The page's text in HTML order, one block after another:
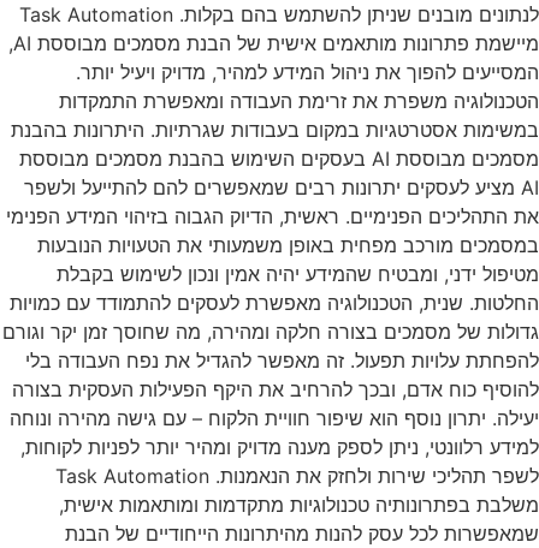
לנתונים מובנים שניתן להשתמש בהם בקלות. Task Automation
מיישמת פתרונות מותאמים אישית של הבנת מסמכים מבוססת AI,
המסייעים להפוך את ניהול המידע למהיר, מדויק ויעיל יותר.
הטכנולוגיה משפרת את זרימת העבודה ומאפשרת התמקדות
במשימות אסטרטגיות במקום בעבודות שגרתיות. היתרונות בהבנת
מסמכים מבוססת AI בעסקים השימוש בהבנת מסמכים מבוססת
AI מציע לעסקים יתרונות רבים שמאפשרים להם להתייעל ולשפר
את התהליכים הפנימיים. ראשית, הדיוק הגבוה בזיהוי המידע הפנימי
במסמכים מורכב מפחית באופן משמעותי את הטעויות הנובעות
מטיפול ידני, ומבטיח שהמידע יהיה אמין ונכון לשימוש בקבלת
החלטות. שנית, הטכנולוגיה מאפשרת לעסקים להתמודד עם כמויות
גדולות של מסמכים בצורה חלקה ומהירה, מה שחוסך זמן יקר וגורם
להפחתת עלויות תפעול. זה מאפשר להגדיל את נפח העבודה בלי
להוסיף כוח אדם, ובכך להרחיב את היקף הפעילות העסקית בצורה
יעילה. יתרון נוסף הוא שיפור חוויית הלקוח – עם גישה מהירה ונוחה
למידע רלוונטי, ניתן לספק מענה מדויק ומהיר יותר לפניות לקוחות,
לשפר תהליכי שירות ולחזק את הנאמנות. Task Automation
משלבת בפתרונותיה טכנולוגיות מתקדמות ומותאמות אישית,
שמאפשרות לכל עסק להנות מהיתרונות הייחודיים של הבנת